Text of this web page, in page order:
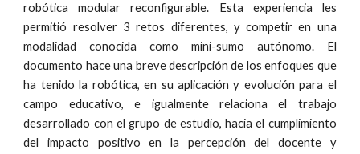
robótica modular reconfigurable. Esta experiencia les
permitió resolver 3 retos diferentes, y competir en una
modalidad conocida como mini-sumo autónomo. El
documento hace una breve descripción de los enfoques que
ha tenido la robótica, en su aplicación y evolución para el
campo educativo, e igualmente relaciona el trabajo
desarrollado con el grupo de estudio, hacia el cumplimiento
del impacto positivo en la percepción del docente y